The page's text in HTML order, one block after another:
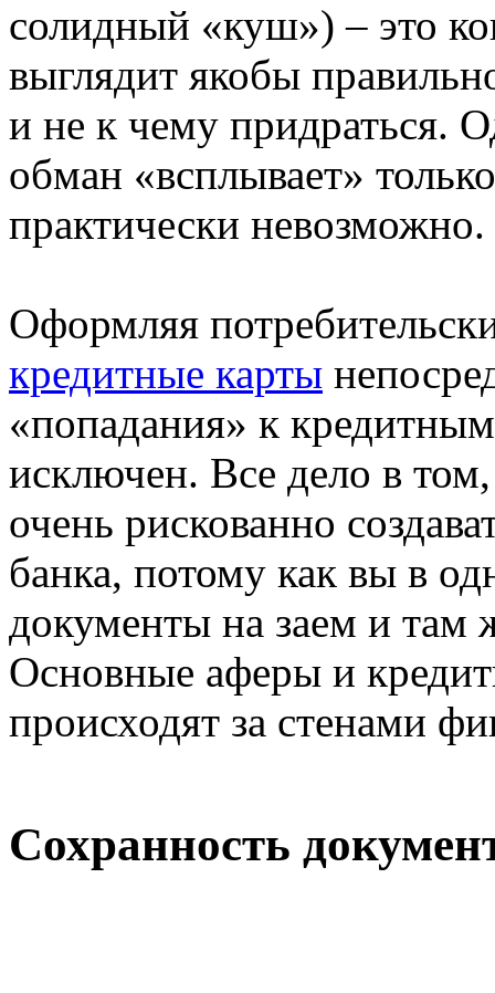
солидный «куш») – это
выглядит якобы
и не к чему придраться.
обман «всплывает»
практически невозможно.
Оформляя
кредитные карты
«попадания» к
исключен. Все дело в
очень рискованно
банка, потому как вы в
документы на заем и там
Основные аферы и
происходят за стенами
Сохранность